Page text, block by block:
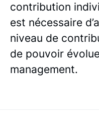
contribution
est nécessaire
niveau de
de pouvoir
management.